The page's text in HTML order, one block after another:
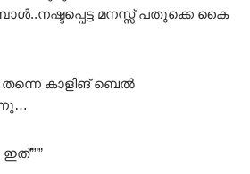
മനസ്സ് പതുക്കെ കൈ
തന്നെ കാളിങ് ബെൽ